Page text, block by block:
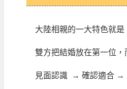
大陸相親的一大特色就是
雙方把結婚放在第一位，
見面認識 → 確認適合 →